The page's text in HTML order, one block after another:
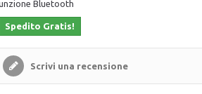
Bluetooth
Spedito Gratis!
Scrivi una recensione